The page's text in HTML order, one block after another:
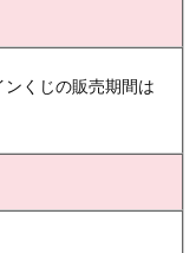
くじの販売期間は